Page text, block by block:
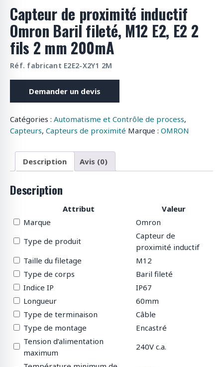
o
d
u
i
t
s
Capteur de proximité inductif
Omron Baril fileté, M12 E2, E2 2
fils 2 mm 200mA
Réf. fabricant E2E2-X2Y1 2M
Demander un devis
Catégories : Automatisme et Contrôle de process,
Capteurs, Capteurs de proximité Marque : OMRON
Description Avis (0)
Description
Attribut
Valeur
Marque
Omron
Type de produit
Capteur de
proximité inductif
Taille du filetage
M12
Type de corps
Baril fileté
Indice IP
IP67
Longueur
60mm
Type de terminaison
Câble
Type de montage
Encastré
Tension d’alimentation
maximum
240V c.a.